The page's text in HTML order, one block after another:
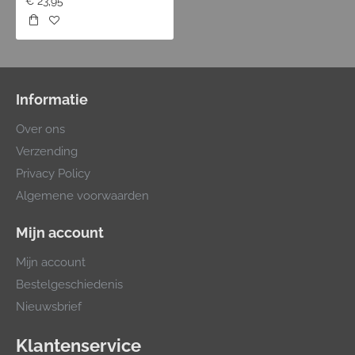
Informatie
Over ons
Verzending
Privacy Policy
Algemene voorwaarden
Mijn account
Mijn account
Bestelgeschiedenis
Nieuwsbrief
Klantenservice